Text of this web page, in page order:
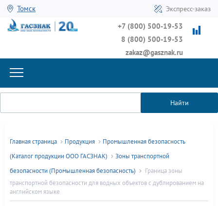
Томск Экспресс-заказ
+7 (800) 500-19-53
8 (800) 500-19-53
zakaz@gasznak.ru
Найти
Главная страница Продукция
Промышленная безопасность
(Каталог продукции ООО ГАСЗНАК)
Зоны транспортной
безопасности (Промышленная безопасность)
Граница зоны
транспортной безопасности для водных объектов с дублированием на
английском языке